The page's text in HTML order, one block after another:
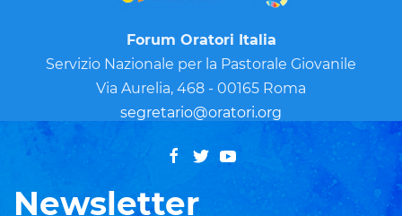
Forum Oratori Italia
Servizio Nazionale per la Pastorale Giovanile
Via Aurelia, 468 - 00165 Roma
segretario@oratori.org
Newsletter